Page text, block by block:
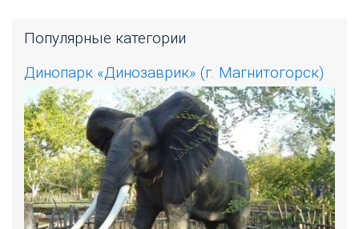
Популярные категории
Динопарк «Динозаврик» (г. Магнитогорск)